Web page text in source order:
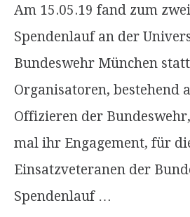
Am 15.05.19 fand zum
Spendenlauf an der
Bundeswehr München
Organisatoren, bestehend
Offizieren der
mal ihr Engagement, für
Einsatzveteranen der
Spendenlauf …